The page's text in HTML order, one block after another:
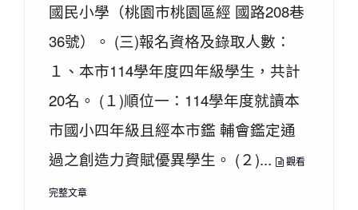
國民小學（桃園市桃園區經 國路208巷
36號）。 (三)報名資格及錄取人數：
１、本市114學年度四年級學生，共計
20名。 (１)順位一：114學年度就讀本
市國小四年級且經本市鑑 輔會鑑定通
過之創造力資賦優異學生。 (２)...
觀看
完整文章